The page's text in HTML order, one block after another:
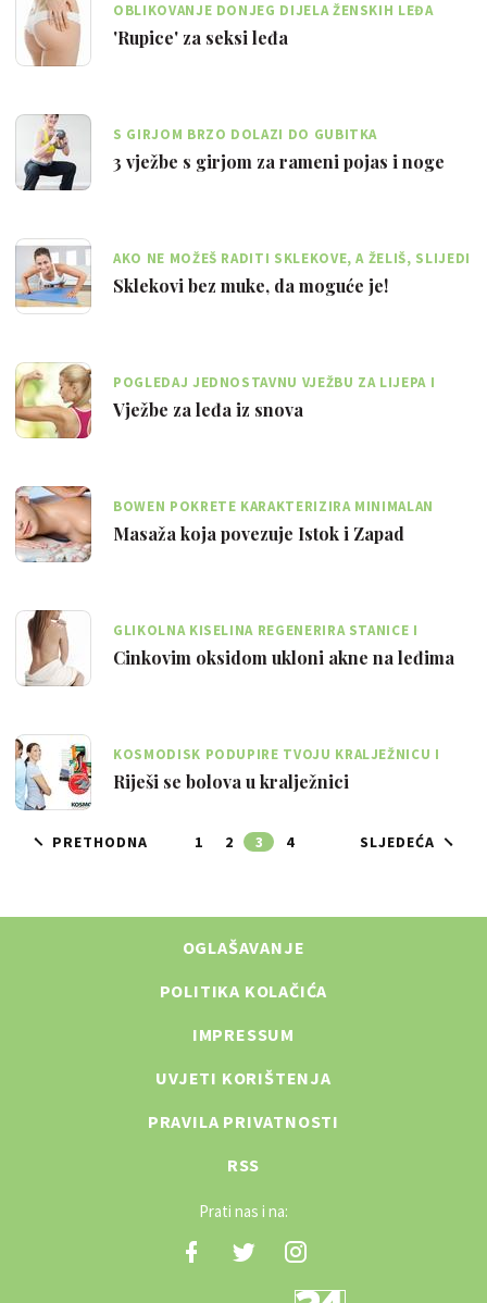
OBLIKOVANJE DONJEG DIJELA ŽENSKIH LEĐA
DAJE LUTKAST IZGLED FIGURI
'Rupice' za seksi leđa
S GIRJOM BRZO DOLAZI DO GUBITKA
POTKOŽNOG MASNOG TKIVA I OBLIKOVANJA
MUSKULATURE
3 vježbe s girjom za rameni pojas i noge
AKO NE MOŽEŠ RADITI SKLEKOVE, A ŽELIŠ, SLIJEDI
OVE UPUTE I USPJET ĆEŠ
Sklekovi bez muke, da moguće je!
POGLEDAJ JEDNOSTAVNU VJEŽBU ZA LIJEPA I
ČVRSTA LEĐA!
Vježbe za leđa iz snova
BOWEN POKRETE KARAKTERIZIRA MINIMALAN
PRITISAK I NIZ POZITIVNIH UČINAKA
Masaža koja povezuje Istok i Zapad
GLIKOLNA KISELINA REGENERIRA STANICE I
IZBACUJE UPALNI PROCES NA POVRŠINU
Cinkovim oksidom ukloni akne na leđima
KOSMODISK PODUPIRE TVOJU KRALJEŽNICU I
NEMA ŠTETNOG DJELOVANJA
Riješi se bolova u kralježnici
PRETHODNA 1 2 3 4 SLJEDEĆA
OGLAŠAVANJE
POLITIKA KOLAČIĆA
IMPRESSUM
UVJETI KORIŠTENJA
PRAVILA PRIVATNOSTI
RSS
Prati nas i na: